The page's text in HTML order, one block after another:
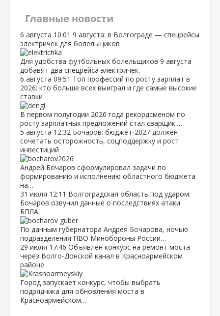
Главные новости
6 августа 10:01 9 августа: в Волгограде — спецрейсы
электричек для болельщиков
Для удобства футбольных болельщиков 9 августа
добавят два спецрейса электричек.
6 августа 09:51 Топ профессий по росту зарплат в
2026: кто больше всех выиграл и где самые высокие
ставки
В первом полугодии 2026 года рекордсменом по
росту зарплатных предложений стал сварщик:…
5 августа 12:32 Бочаров: бюджет‑2027 должен
сочетать осторожность, соцподдержку и рост
инвестиций
Андрей Бочаров сформулировал задачи по
формированию и исполнению областного бюджета
на…
31 июля 12:11 Волгоградская область под ударом:
Бочаров озвучил данные о последствиях атаки
БПЛА
По данным губернатора Андрея Бочарова, ночью
подразделения ПВО Минобороны России…
29 июля 17:46 Объявлен конкурс на ремонт моста
через Волго‑Донской канал в Красноармейском
районе
Город запускает конкурс, чтобы выбрать
подрядчика для обновления моста в
Красноармейском…